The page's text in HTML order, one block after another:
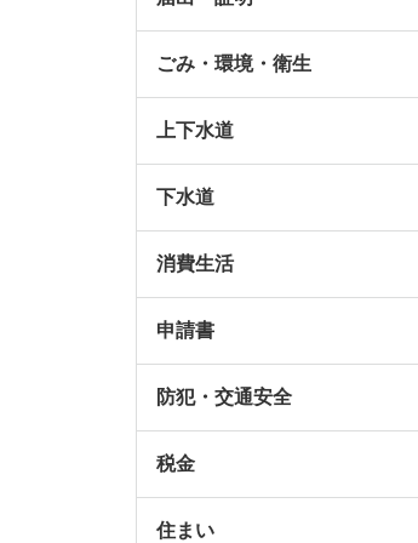
ごみ・環境・衛生
上下水道
下水道
消費生活
申請書
防犯・交通安全
税金
住まい